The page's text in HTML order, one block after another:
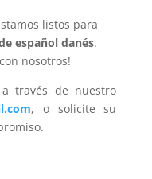
listos para
español danés.
nosotros!
a través de nuestro
, o solicite su